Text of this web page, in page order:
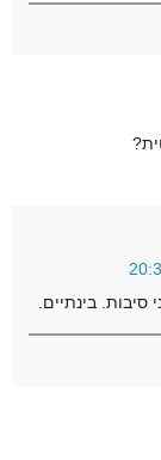
סיבות. בינתיים.